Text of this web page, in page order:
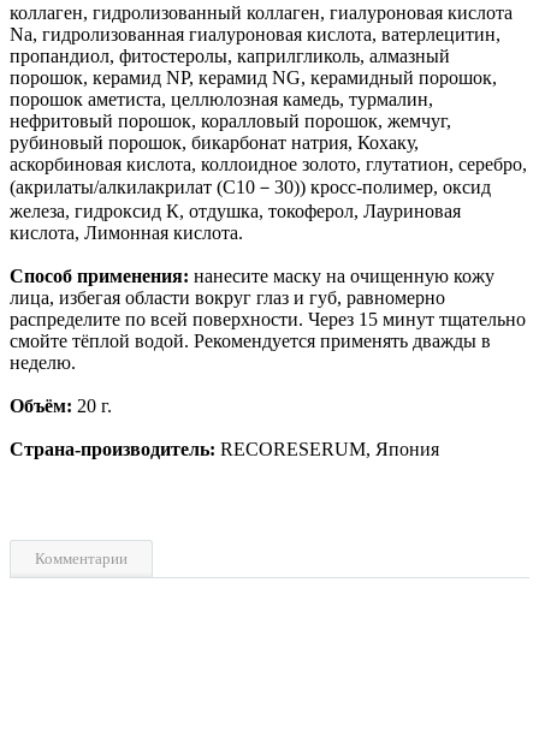
коллаген, гидролизованный коллаген, гиалуроновая кислота
Na, гидролизованная гиалуроновая кислота, ватерлецитин,
пропандиол, фитостеролы, каприлгликоль, алмазный
порошок, керамид NP, керамид NG, керамидный порошок,
порошок аметиста, целлюлозная камедь, турмалин,
нефритовый порошок, коралловый порошок, жемчуг,
рубиновый порошок, бикарбонат натрия, Кохаку,
аскорбиновая кислота, коллоидное золото, глутатион, серебро,
(акрилаты/алкилакрилат (C10－30)) кросс-полимер, оксид
железа, гидроксид К, отдушка, токоферол, Лауриновая
кислота, Лимонная кислота.
Способ применения: нанесите маску на очищенную кожу
лица, избегая области вокруг глаз и губ, равномерно
распределите по всей поверхности. Через 15 минут тщательно
смойте тёплой водой. Рекомендуется применять дважды в
неделю.
Объём: 20 г.
Страна-производитель: RECORESERUM, Япония
Комментарии